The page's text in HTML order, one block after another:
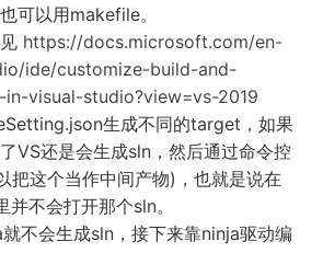
可以用makefile。
https://docs.microsoft.com/en-
ide/customize-build-and-
visual-studio?view=vs-2019
生成不同的target，如果
VS还是会生成sln，然后通过命令控
把这个当作中间产物)，也就是说在
并不会打开那个sln。
不会生成sln，接下来靠ninja驱动编